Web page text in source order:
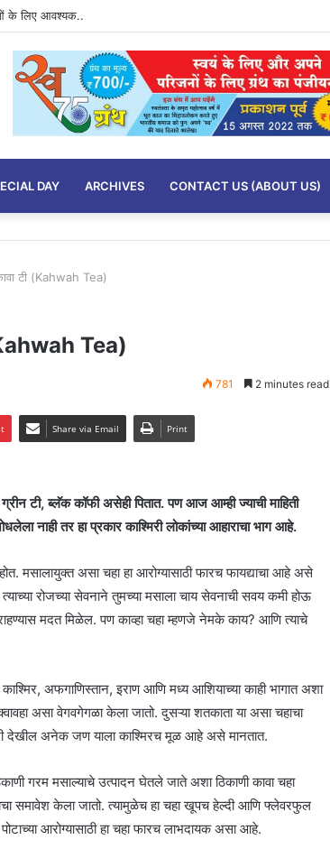
के लिए आवश्यक..
DAY ARCHIVES CONTACT US (ABOUT US)
टी (Kahwah Tea)
Tea)
781 2 minutes read
Share via Email Print
टी, ब्लॅक कॉफी असेही पितात. पण आज आम्ही ज्याची माहिती
नाही तर हा प्रकार काश्मिरी लोकांच्या आहाराचा भाग आहे.
मसालायुक्त असा चहा हा आरोग्यासाठी फारच फायद्याचा आहे असे
रोजच्या सेवनाने तुमच्या मसाला चाय सेवनाची सवय कमी होऊ
मदत मिळेल. पण काव्हा चहा म्हणजे नेमके काय? आणि त्याचे
अफगाणिस्तान, इराण आणि मध्य आशियाच्या काही भागात अशा
असा वेगवगेगळा केला जातो. दुसऱ्या शतकाता या असा चहाचा
देखील अनेक जण याला काश्मिरच मूळ आहे असे मानतात.
गरम मसाल्याचे उत्पादन घेतले जाते अशा ठिकाणी कावा चहा
समावेश केला जातो. त्यामुळेच हा चहा खूपच हेल्दी आणि फ्लेवरफुल
आरोग्यासाठी हा चहा फारच लाभदायक असा आहे.